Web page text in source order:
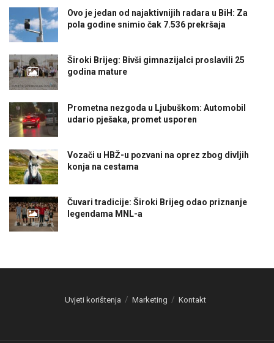
Ovo je jedan od najaktivnijih radara u BiH: Za
pola godine snimio čak 7.536 prekršaja
Široki Brijeg: Bivši gimnazijalci proslavili 25
godina mature
Prometna nezgoda u Ljubuškom: Automobil
udario pješaka, promet usporen
Vozači u HBŽ-u pozvani na oprez zbog divljih
konja na cestama
Čuvari tradicije: Široki Brijeg odao priznanje
legendama MNL-a
Uvjeti korištenja Marketing Kontakt